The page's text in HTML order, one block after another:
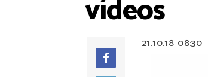
vídeos
21.10.18 08:30